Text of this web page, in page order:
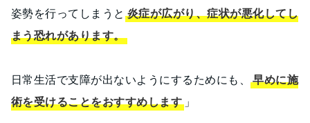
姿勢を行ってしまうと 炎症が広がり、症状が悪化してし
まう恐れがあります。
日常生活で支障が出ないようにするためにも、早めに施
術を受けることをおすすめします 」